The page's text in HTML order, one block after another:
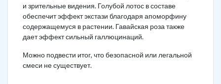
и зрительные видения. Голубой лотос в составе
обеспечит эффект экстази благодаря апоморфину
содержащемуся в растении. Гавайская роза также
дает эффект сильный галлюцинаций.
Можно подвести итог, что безопасной или легальной
смеси не существует.